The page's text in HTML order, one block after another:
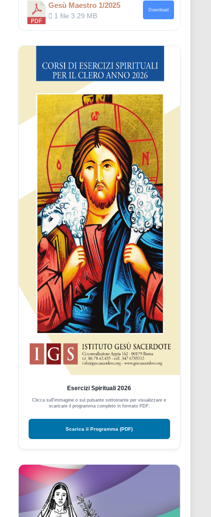
Gesù Maestro 1/2025
1 file3.29 MB
Download
Esercizi Spirituali 2026
Clicca sull'immagine o sul pulsante sottostante per visualizzare e
scaricare il programma completo in formato PDF.
Scarica il Programma (PDF)